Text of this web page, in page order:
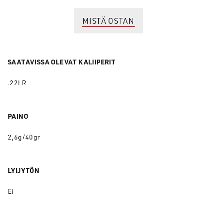
MISTÄ OSTAN
SAATAVISSA OLEVAT KALIIPERIT
.22LR
PAINO
2,6g/40gr
LYIJYTÖN
Ei